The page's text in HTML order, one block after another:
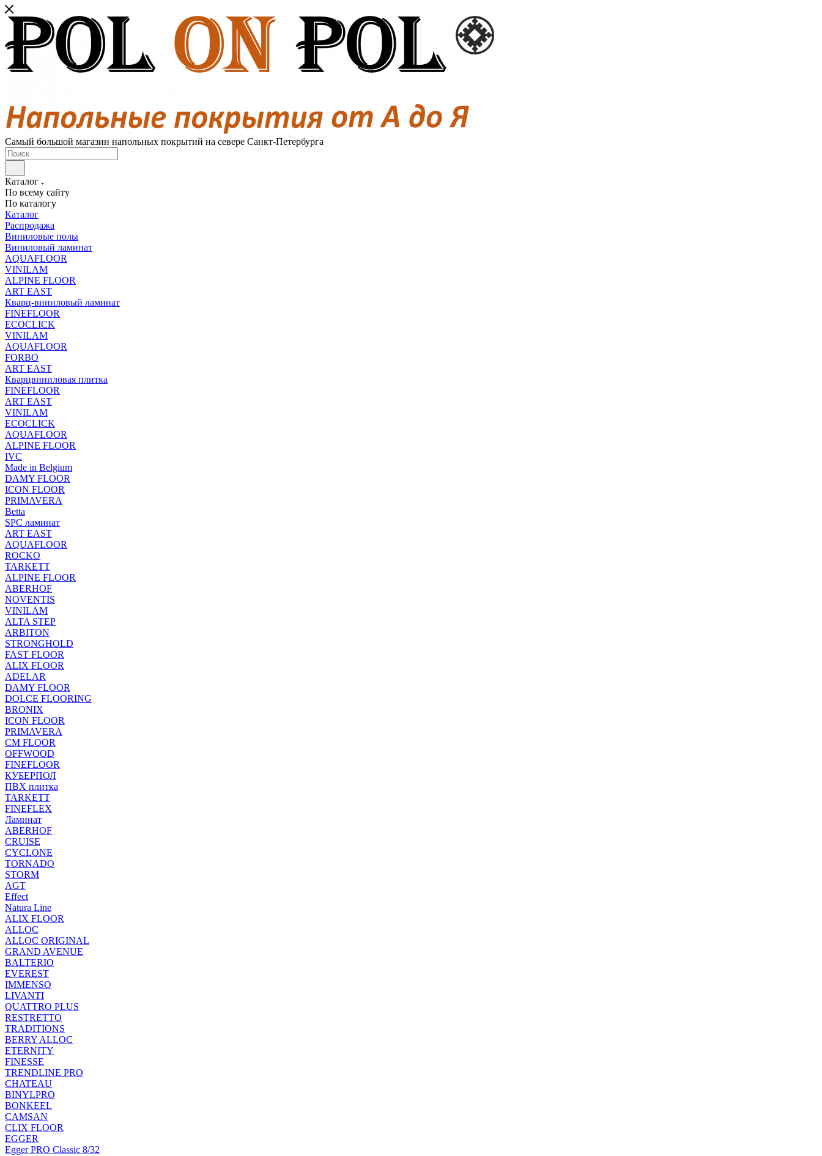
Самый большой магазин напольных покрытий на севере Санкт-Петербурга
Каталог
По всему сайту
По каталогу
Каталог
Распродажа
Виниловые полы
Виниловый ламинат
AQUAFLOOR
VINILAM
ALPINE FLOOR
ART EAST
Кварц-виниловый ламинат
FINEFLOOR
ECOCLICK
VINILAM
AQUAFLOOR
FORBO
ART EAST
Кварцвиниловая плитка
FINEFLOOR
ART EAST
VINILAM
ECOCLICK
AQUAFLOOR
ALPINE FLOOR
IVC
Made in Belgium
DAMY FLOOR
ICON FLOOR
PRIMAVERA
Betta
SPC ламинат
ART EAST
AQUAFLOOR
ROCKO
TARKETT
ALPINE FLOOR
ABERHOF
NOVENTIS
VINILAM
ALTA STEP
ARBITON
STRONGHOLD
FAST FLOOR
ALIX FLOOR
ADELAR
DAMY FLOOR
DOLCE FLOORING
BRONIX
ICON FLOOR
PRIMAVERA
CM FLOOR
OFFWOOD
FINEFLOOR
КУБЕРПОЛ
ПВХ плитка
TARKETT
FINEFLEX
Ламинат
ABERHOF
CRUISE
CYCLONE
TORNADO
STORM
AGT
Effect
Natura Line
ALIX FLOOR
ALLOC
ALLOC ORIGINAL
GRAND AVENUE
BALTERIO
EVEREST
IMMENSO
LIVANTI
QUATTRO PLUS
RESTRETTO
TRADITIONS
BERRY ALLOC
ETERNITY
FINESSE
TRENDLINE PRO
CHATEAU
BINYLPRO
BONKEEL
CAMSAN
CLIX FLOOR
EGGER
Egger PRO Classic 8/32